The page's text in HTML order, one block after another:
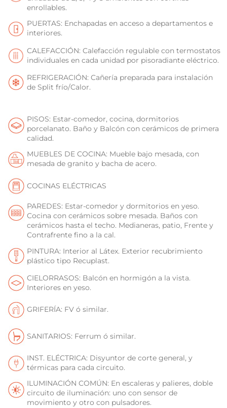
enrollables.
PUERTAS: Enchapadas en acceso a departamentos e
interiores.
CALEFACCIÓN: Calefacción regulable con termostatos
individuales en cada unidad por pisoradiante eléctrico.
REFRIGERACIÓN: Cañería preparada para instalación
de Split frío/Calor.
PISOS: Estar-comedor, cocina, dormitorios
porcelanato. Baño y Balcón con cerámicos de primera
calidad.
MUEBLES DE COCINA: Mueble bajo mesada, con
mesada de granito y bacha de acero.
COCINAS ELÉCTRICAS
PAREDES: Estar-comedor y dormitorios en yeso.
Cocina con cerámicos sobre mesada. Baños con
cerámicos hasta el techo. Medianeras, patio, Frente y
Contrafrente fino a la cal.
PINTURA: Interior al Látex. Exterior recubrimiento
plástico tipo Recuplast.
CIELORRASOS: Balcón en hormigón a la vista.
Interiores en yeso.
GRIFERÍA: FV ó similar.
SANITARIOS: Ferrum ó similar.
INST. ELÉCTRICA: Disyuntor de corte general, y
térmicas para cada circuito.
ILUMINACIÓN COMÚN: En escaleras y palieres, doble
circuito de iluminación: uno con sensor de
movimiento y otro con pulsadores.